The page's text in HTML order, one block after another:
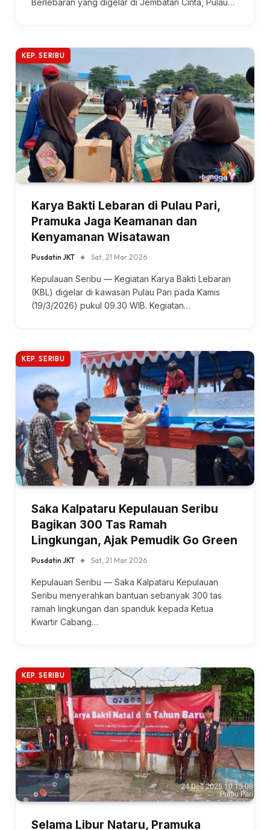
Berlebaran yang digelar di Jembatan Cinta, Pulau…
KEP. SERIBU
Karya Bakti Lebaran di Pulau Pari,
Pramuka Jaga Keamanan dan
Kenyamanan Wisatawan
Pusdatin JKT Sat, 21 Mar 2026
Kepulauan Seribu — Kegiatan Karya Bakti Lebaran
(KBL) digelar di kawasan Pulau Pari pada Kamis
(19/3/2026) pukul 09.30 WIB. Kegiatan…
KEP. SERIBU
Saka Kalpataru Kepulauan Seribu
Bagikan 300 Tas Ramah
Lingkungan, Ajak Pemudik Go Green
Pusdatin JKT Sat, 21 Mar 2026
Kepulauan Seribu — Saka Kalpataru Kepulauan
Seribu menyerahkan bantuan sebanyak 300 tas
ramah lingkungan dan spanduk kepada Ketua
Kwartir Cabang…
KEP. SERIBU
Selama Libur Nataru, Pramuka